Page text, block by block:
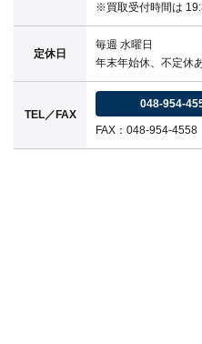
※買取受付時間は
定休日
毎週 水曜日
年末年始休、不定休
TEL／FAX
048-954-
FAX：048-954-4558